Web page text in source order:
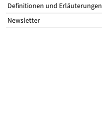
Definitionen und Erläuterungen
Newsletter